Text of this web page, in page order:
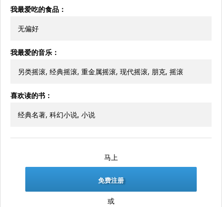
我最爱吃的食品：
无偏好
我最爱的音乐：
另类摇滚, 经典摇滚, 重金属摇滚, 现代摇滚, 朋克, 摇滚
喜欢读的书：
经典名著, 科幻小说, 小说
马上
免费注册
或